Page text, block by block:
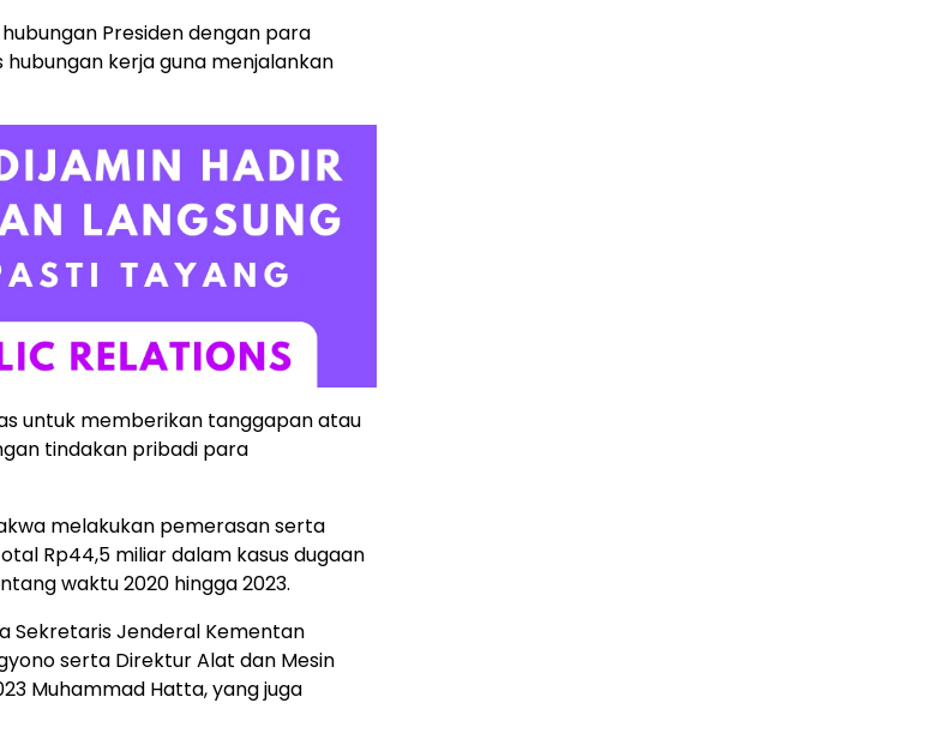
Presiden dengan para
kerja guna menjalankan
untuk memberikan tanggapan atau
tindakan pribadi para
melakukan pemerasan serta
Rp44,5 miliar dalam kasus dugaan
waktu 2020 hingga 2023.
Sekretaris Jenderal Kementan
serta Direktur Alat dan Mesin
Muhammad Hatta, yang juga